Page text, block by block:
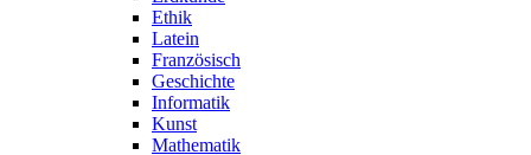
Ethik
Latein
Französisch
Geschichte
Informatik
Kunst
Mathematik